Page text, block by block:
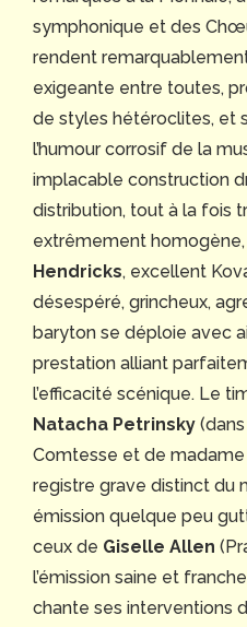
symphonique et des
rendent
exigeante entre toutes,
de styles hétéroclites, et
l’humour corrosif de la
implacable construction
distribution, tout à la fois
extrêmement
Hendricks, excellent
désespéré, grincheux,
baryton se déploie avec
prestation alliant
l’efficacité scénique. Le
Natacha Petrinsky
Comtesse et de
registre grave distinct du
émission quelque peu
ceux de Giselle Allen
l’émission saine et
chante ses interventions